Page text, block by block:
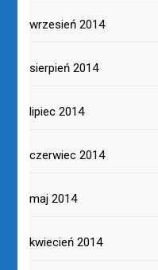
wrzesień 2014
sierpień 2014
lipiec 2014
czerwiec 2014
maj 2014
kwiecień 2014